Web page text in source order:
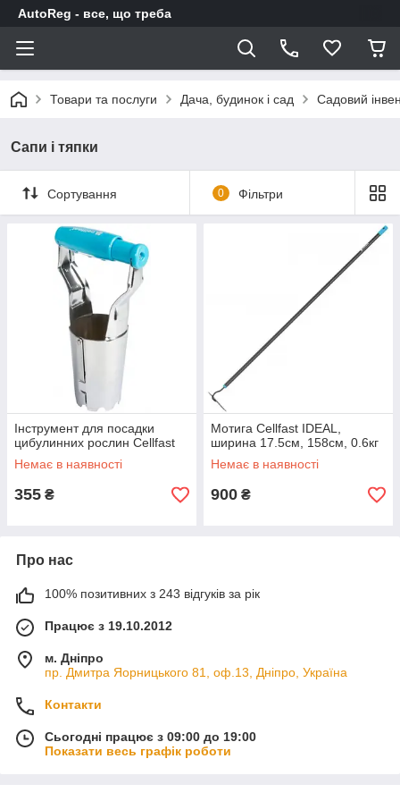
AutoReg - все, що треба
Товари та послуги Дача, будинок і сад Садовий
Сапи і тяпки
Сортування 0 Фільтри
Інструмент для посадки
цибулинних рослин Cellfast
Немає в наявності
355 ₴
Мотига Cellfast IDEAL,
ширина 17.5см, 158см, 0.6кг
Немає в наявності
900 ₴
Про нас
100% позитивних з 243 відгуків за рік
Працює з 19.10.2012
м. Дніпро
пр. Дмитра Яорницького 81, оф.13, Дніпро, Україна
Контакти
Сьогодні працює з 09:00 до 19:00
Показати весь графік роботи